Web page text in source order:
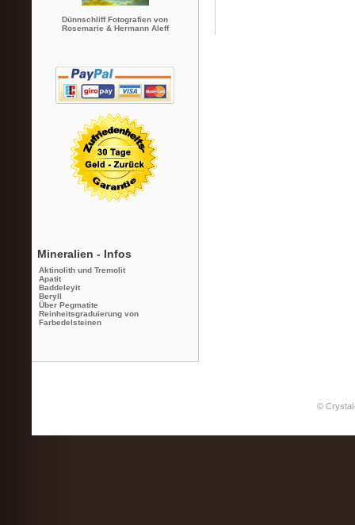
Dünnschliff Fotografien von
Rosemarie & Hermann Aleff
Mineralien - Infos
Aktinolith und Tremolit
Apatit
Baddeleyit
Beryll
Über Pegmatite
Reinheitsgraduierung von
Farbedelsteinen
©